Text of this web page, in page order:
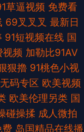
草逼视频 免费看
69叉叉叉 最新日
91短视频在线 国
视频 加勒比91AV
狠擼 91桃色小视
码专区 欧美视频
欧美伦理另类 国
碰操揉 成人微拍
费 岛国精品在线播